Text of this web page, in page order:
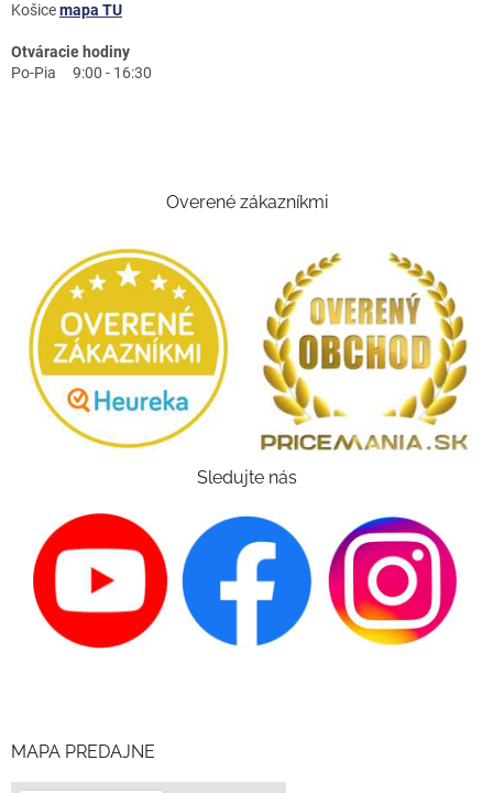
Košicemapa TU
Otváracie hodiny
Po-Pia 9:00 - 16:30
Overené zákazníkmi
Sledujte nás
MAPA PREDAJNE